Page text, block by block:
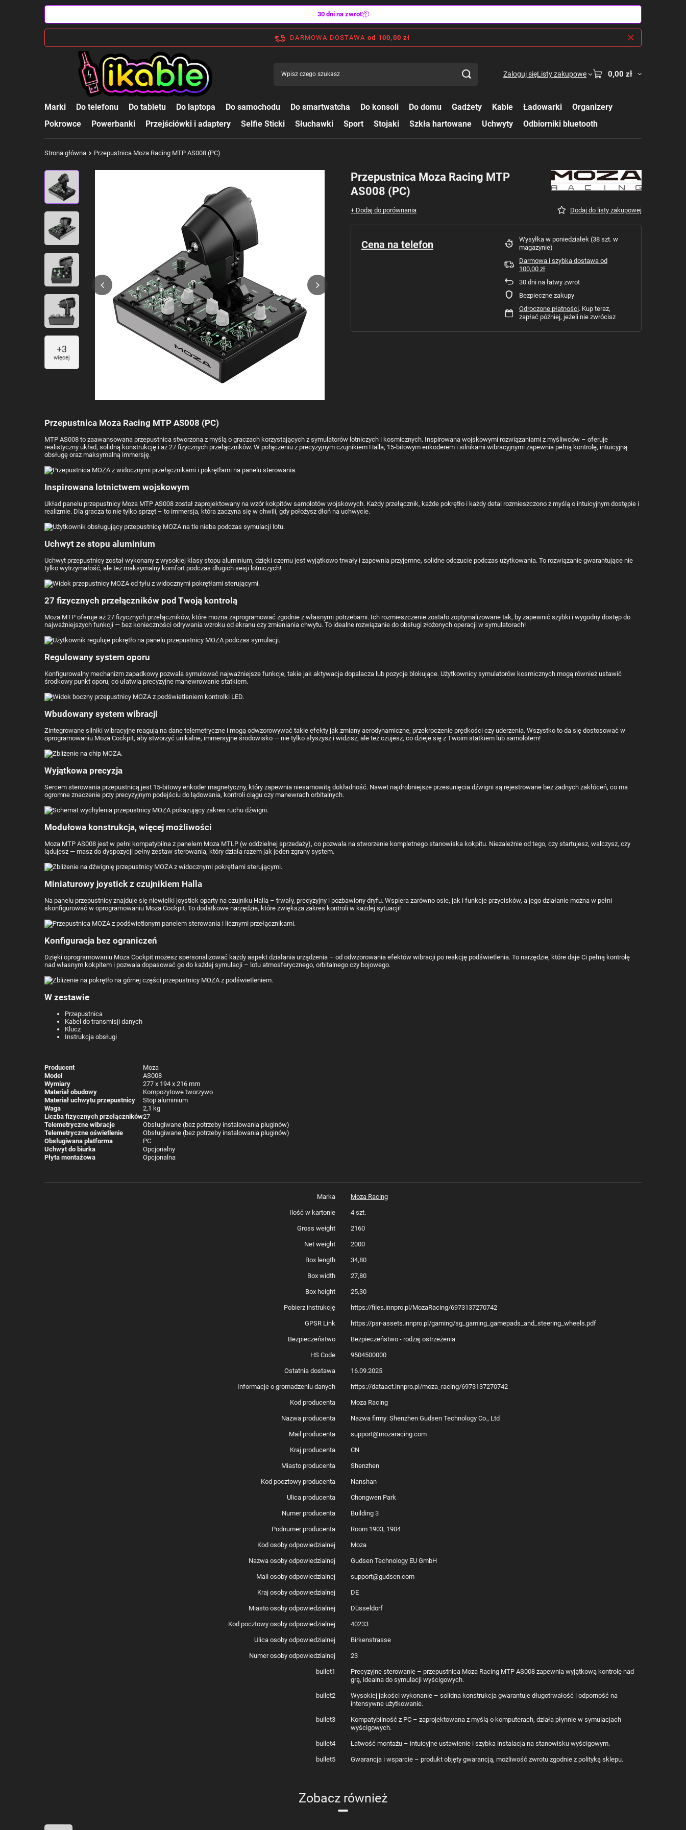
30 dni na zwrot📦
DARMOWA DOSTAWA od 100,00 zł
Zaloguj sięListy zakupowe 0,00 zł
Marki Do telefonu Do tabletu Do laptopa Do samochodu Do smartwatcha Do konsoli Do domu Gadżety Kable Ładowarki
Organizery
Pokrowce
Powerbanki Przejściówki i adaptery Selfie Sticki Słuchawki Sport Stojaki Szkła hartowane Uchwyty Odbiorniki bluetooth
Strona główna Przepustnica Moza Racing MTP AS008 (PC)
+3
więcej
Przepustnica Moza Racing MTP
AS008 (PC)
+ Dodaj do porównania Dodaj do listy zakupowej
Cena na telefon Wysyłka w poniedziałek (38 szt. w
magazynie)
Darmowa i szybka dostawa od
100,00 zł
30 dni na łatwy zwrot
Bezpieczne zakupy
Odroczone płatności. Kup teraz,
zapłać później, jeżeli nie zwrócisz
Przepustnica Moza Racing MTP AS008 (PC)
MTP AS008 to zaawansowana przepustnica stworzona z myślą o graczach korzystających z symulatorów lotniczych i kosmicznych. Inspirowana wojskowymi rozwiązaniami z myśliwców – oferuje
realistyczny układ, solidną konstrukcję i aż 27 fizycznych przełączników. W połączeniu z precyzyjnym czujnikiem Halla, 15-bitowym enkoderem i silnikami wibracyjnymi zapewnia pełną kontrolę, intuicyjną
obsługę oraz maksymalną immersję.
Inspirowana lotnictwem wojskowym
Układ panelu przepustnicy Moza MTP AS008 został zaprojektowany na wzór kokpitów samolotów wojskowych. Każdy przełącznik, każde pokrętło i każdy detal rozmieszczono z myślą o intuicyjnym dostępie i
realizmie. Dla gracza to nie tylko sprzęt – to immersja, która zaczyna się w chwili, gdy położysz dłoń na uchwycie.
Uchwyt ze stopu aluminium
Uchwyt przepustnicy został wykonany z wysokiej klasy stopu aluminium, dzięki czemu jest wyjątkowo trwały i zapewnia przyjemne, solidne odczucie podczas użytkowania. To rozwiązanie gwarantujące nie
tylko wytrzymałość, ale też maksymalny komfort podczas długich sesji lotniczych!
27 fizycznych przełączników pod Twoją kontrolą
Moza MTP oferuje aż 27 fizycznych przełączników, które można zaprogramować zgodnie z własnymi potrzebami. Ich rozmieszczenie zostało zoptymalizowane tak, by zapewnić szybki i wygodny dostęp do
najważniejszych funkcji — bez konieczności odrywania wzroku od ekranu czy zmieniania chwytu. To idealne rozwiązanie do obsługi złożonych operacji w symulatorach!
Regulowany system oporu
Konfigurowalny mechanizm zapadkowy pozwala symulować najważniejsze funkcje, takie jak aktywacja dopalacza lub pozycje blokujące. Użytkownicy symulatorów kosmicznych mogą również ustawić
środkowy punkt oporu, co ułatwia precyzyjne manewrowanie statkiem.
Wbudowany system wibracji
Zintegrowane silniki wibracyjne reagują na dane telemetryczne i mogą odwzorowywać takie efekty jak zmiany aerodynamiczne, przekroczenie prędkości czy uderzenia. Wszystko to da się dostosować w
oprogramowaniu Moza Cockpit, aby stworzyć unikalne, immersyjne środowisko — nie tylko słyszysz i widzisz, ale też czujesz, co dzieje się z Twoim statkiem lub samolotem!
Wyjątkowa precyzja
Sercem sterowania przepustnicą jest 15-bitowy enkoder magnetyczny, który zapewnia niesamowitą dokładność. Nawet najdrobniejsze przesunięcia dźwigni są rejestrowane bez żadnych zakłóceń, co ma
ogromne znaczenie przy precyzyjnym podejściu do lądowania, kontroli ciągu czy manewrach orbitalnych.
Modułowa konstrukcja, więcej możliwości
Moza MTP AS008 jest w pełni kompatybilna z panelem Moza MTLP (w oddzielnej sprzedaży), co pozwala na stworzenie kompletnego stanowiska kokpitu. Niezależnie od tego, czy startujesz, walczysz, czy
lądujesz — masz do dyspozycji pełny zestaw sterowania, który działa razem jak jeden zgrany system.
Miniaturowy joystick z czujnikiem Halla
Na panelu przepustnicy znajduje się niewielki joystick oparty na czujniku Halla – trwały, precyzyjny i pozbawiony dryfu. Wspiera zarówno osie, jak i funkcje przycisków, a jego działanie można w pełni
skonfigurować w oprogramowaniu Moza Cockpit. To dodatkowe narzędzie, które zwiększa zakres kontroli w każdej sytuacji!
Konfiguracja bez ograniczeń
Dzięki oprogramowaniu Moza Cockpit możesz spersonalizować każdy aspekt działania urządzenia – od odwzorowania efektów wibracji po reakcję podświetlenia. To narzędzie, które daje Ci pełną kontrolę
nad własnym kokpitem i pozwala dopasować go do każdej symulacji – lotu atmosferycznego, orbitalnego czy bojowego.
W zestawie
Przepustnica
Kabel do transmisji danych
Klucz
Instrukcja obsługi
Producent
Moza
Model
AS008
Wymiary
277 x 194 x 216 mm
Materiał obudowy
Kompozytowe tworzywo
Materiał uchwytu przepustnicy
Stop aluminium
Waga
2,1 kg
Liczba fizycznych przełączników27
Telemetryczne wibracje
Obsługiwane (bez potrzeby instalowania pluginów)
Telemetryczne oświetlenie
Obsługiwane (bez potrzeby instalowania pluginów)
Obsługiwana platforma
PC
Uchwyt do biurka
Opcjonalny
Płyta montażowa
Opcjonalna
Marka Moza Racing
Ilość w kartonie 4 szt.
Gross weight 2160
Net weight 2000
Box length 34,80
Box width 27,80
Box height 25,30
Pobierz instrukcję https://files.innpro.pl/MozaRacing/6973137270742
GPSR Link https://psr-assets.innpro.pl/gaming/sg_gaming_gamepads_and_steering_wheels.pdf
Bezpieczeństwo Bezpieczeństwo - rodzaj ostrzeżenia
HS Code 9504500000
Ostatnia dostawa 16.09.2025
Informacje o gromadzeniu danych https://dataact.innpro.pl/moza_racing/6973137270742
Kod producenta Moza Racing
Nazwa producenta Nazwa firmy: Shenzhen Gudsen Technology Co., Ltd
Mail producenta support@mozaracing.com
Kraj producenta CN
Miasto producenta Shenzhen
Kod pocztowy producenta Nanshan
Ulica producenta Chongwen Park
Numer producenta Building 3
Podnumer producenta Room 1903, 1904
Kod osoby odpowiedzialnej Moza
Nazwa osoby odpowiedzialnej Gudsen Technology EU GmbH
Mail osoby odpowiedzialnej support@gudsen.com
Kraj osoby odpowiedzialnej DE
Miasto osoby odpowiedzialnej Düsseldorf
Kod pocztowy osoby odpowiedzialnej 40233
Ulica osoby odpowiedzialnej Birkenstrasse
Numer osoby odpowiedzialnej 23
bullet1
Precyzyjne sterowanie – przepustnica Moza Racing MTP AS008 zapewnia wyjątkową kontrolę nad
grą, idealna do symulacji wyścigowych.
bullet2
Wysokiej jakości wykonanie – solidna konstrukcja gwarantuje długotrwałość i odporność na
intensywne użytkowanie.
bullet3
Kompatybilność z PC – zaprojektowana z myślą o komputerach, działa płynnie w symulacjach
wyścigowych.
bullet4 Łatwość montażu – intuicyjne ustawienie i szybka instalacja na stanowisku wyścigowym.
bullet5 Gwarancja i wsparcie – produkt objęty gwarancją, możliwość zwrotu zgodnie z polityką sklepu.
Zobacz również